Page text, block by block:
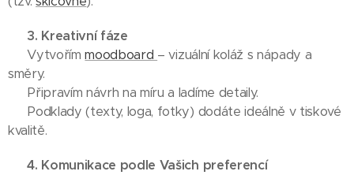
3. Kreativní fáze
✔︎ Vytvořímmoodboard – vizuální koláž s nápady a
směry.
✔︎ Připravím návrh na míru a ladíme detaily.
✔︎ Podklady (texty, loga, fotky) dodáte ideálně v tiskové
kvalitě.
💬4. Komunikace podle Vašich preferencí